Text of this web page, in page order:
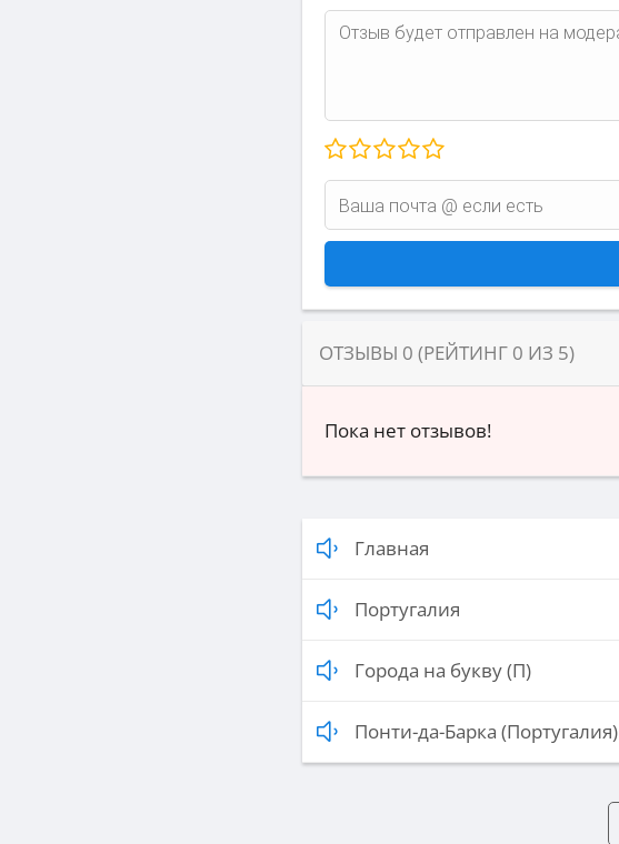
ОТЗЫВЫ 0 (РЕЙТИНГ 0 ИЗ 5)
Пока нет отзывов!
Главная
Португалия
Города на букву (П)
Понти-да-Барка (Португалия)